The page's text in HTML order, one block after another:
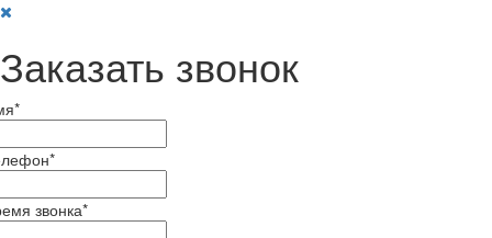
Заказать звонок
*
*
звонка*